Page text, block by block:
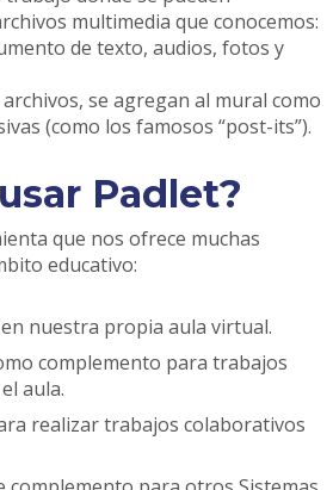
multimedia que conocemos:
de texto, audios, fotos y
se agregan al mural como
(como los famosos “post-its”).
Padlet?
que nos ofrece muchas
educativo:
nuestra propia aula virtual.
complemento para trabajos
aula.
realizar trabajos colaborativos